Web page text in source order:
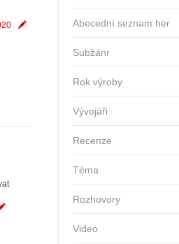
Abecední seznam her
Subžánr
Rok výroby
Vývojáři
Recenze
Téma
Rozhovory
Video